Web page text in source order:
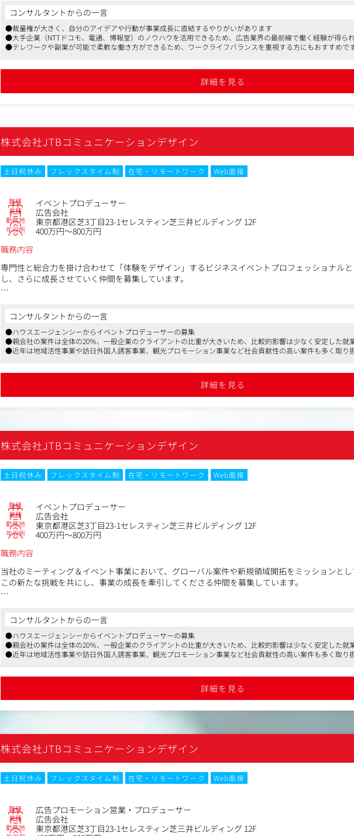
いただけるよう、LIVE BOARDの売り方のレクチャーや勉強会などを通じ関係性を構築していただ
どうしたら広告主への提案プランに組み込んでもらいやすくなるか等、パッケージプランの検討
【提案コンセプト例】
DSPを活用したDOOHを含むオムニチャネル配信、デジタル広告のKPI最大化や相乗効果を生む
コンサルタントからの一言
●裁量権が大きく、自分のアイデアや行動が事業成長に直結するやりがいがあります
●大手企業（NTTドコモ、電通、博報堂）のノウハウを活用できるため、広告業界の最前線で働く経験が得ら
●テレワークや副業が可能で柔軟な働き方ができるため、ワークライフバランスを重視する方にもおすすめで
詳細を見る
株式会社JTBコミュニケーションデザイン
土日祝休み フレックスタイム制 在宅・リモートワーク
Web面接
職種 イベントプロデューサー
業種 広告会社
勤務地 東京都港区芝3丁目23-1セレスティン芝三井ビルディング 12F
年収例
400万円～800万円
職務内容
専門性と総合力を掛け合わせて「体験をデザイン」するビジネスイベントプロフェッショナル
し、さらに成長させていく仲間を募集しています。
トプロデューサーとして、様々な案件をお任せします。
■主な業務内容
・ミーティング・イベント領域におけるプロデューサーとして、クライアントの課題解決を目指
行を推進していただきます。
進行管理までを一貫した業務をお任せします。クライアントとの折衝を通じてニーズを深く理解
携しながらイベント全体の成功を牽引していくポジションです。
・大手クライアントが多く、規模の大きなイベント、社会貢献性の高いイベントに携わること
・フレキシブルな働き方（コアタイム無しのフルフレックス勤務・リモートワーク）
【キャリアプラン】
・イベントのプロフェッショナルを目指すスペシャリストキャリアや、広告・HRといった多様
（異動・出向によるキャリア形成、グループ内外においての人事交流などもあり）
コンサルタントからの一言
●ハウスエージェンシーからイベントプロデューサーの募集
●親会社の案件は全体の20％、一般企業のクライアントの比重が大きいため、比較的影響は少なく安定した就
●近年は地域活性事業や訪日外国人誘客事業、観光プロモーション事業など社会貢献性の高い案件も多く取り
詳細を見る
株式会社JTBコミュニケーションデザイン
土日祝休み フレックスタイム制 在宅・リモートワーク
Web面接
職種 イベントプロデューサー
業種 広告会社
勤務地 東京都港区芝3丁目23-1セレスティン芝三井ビルディング 12F
年収例
400万円～800万円
職務内容
当社のミーティング＆イベント事業において、グローバル案件や新規領域開拓をミッションとし
この新たな挑戦を共にし、事業の成長を牽引してくださる仲間を募集しています。
企業型イベント、グローバル案件、国際会議、自主事業など、多岐にわたるイベントの創出と成
トナー・協力会社と連携し、プロジェクトマネジメントを推進していただきます。
■主な業務内容
・企業型イベントの開拓・運営：未開拓分野における企業イベントの営業、企画・実施
・国際会議のプロデュース・運営：大規模国際会議における企画提案、誘致、運営全般
・自主事業の企画・実行：自社のケイパビリティを活用したイベントコンテンツの新規創出
・国際会議から企業イベント、自主事業まで、幅広い分野のイベントに携わり、多様な経験を
とが可能
・国際的なイベントや海外案件を通じて、グローバルな舞台で活躍できる機会が豊富
・社会的意義や規模の大きなイベントに携わることができ、社会貢献を実感できる
・フレキシブルな働き方（フレックス勤務・リモートワーク）
・現状約15名の組織で20代～50代まで幅広いメンバーが活躍しております。
【キャリアプラン】
コンサルタントからの一言
●ハウスエージェンシーからイベントプロデューサーの募集
●親会社の案件は全体の20％、一般企業のクライアントの比重が大きいため、比較的影響は少なく安定した就
●近年は地域活性事業や訪日外国人誘客事業、観光プロモーション事業など社会貢献性の高い案件も多く取り
詳細を見る
株式会社JTBコミュニケーションデザイン
土日祝休み フレックスタイム制 在宅・リモートワーク
Web面接
職種 広告プロモーション営業・プロデューサー
業種 広告会社
勤務地 東京都港区芝3丁目23-1セレスティン芝三井ビルディング 12F